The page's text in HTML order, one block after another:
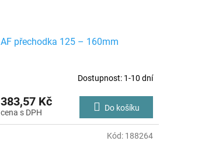
AF přechodka 125 – 160mm
Dostupnost: 1-10 dní
383,57 Kč Do košíku
Kód: 188264